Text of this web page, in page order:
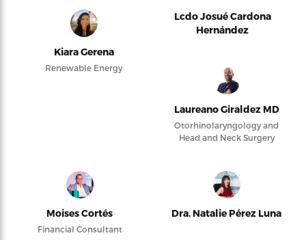
Kiara Gerena
Renewable Energy
Lcdo Josué Cardona
Hernández
Laureano Giraldez MD
Otorhinolaryngology and
Head and Neck Surgery
Moises Cortés
Financial Consultant
Dra. Natalie Pérez Luna